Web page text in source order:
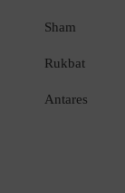
Sham
Rukbat
Antares